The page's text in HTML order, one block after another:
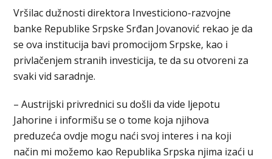
Vršilac dužnosti direktora Investiciono-razvojne
banke Republike Srpske Srđan Јovanović rekao je da
se ova institucija bavi promocijom Srpske, kao i
privlačenjem stranih investicija, te da su otvoreni za
svaki vid saradnje.
– Austrijski privrednici su došli da vide ljepotu
Јahorine i informišu se o tome koja njihova
preduzeća ovdje mogu naći svoj interes i na koji
način mi možemo kao Republika Srpska njima izaći u